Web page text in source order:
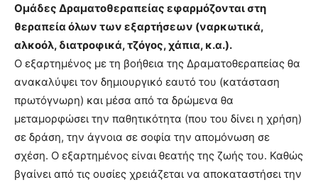
Ομάδες Δραματοθεραπείας εφαρμόζονται στη
θεραπεία όλων των εξαρτήσεων (ναρκωτικά,
αλκοόλ, διατροφικά, τζόγος, χάπια, κ.α.).
Ο εξαρτημένος με τη βοήθεια της Δραματοθεραπείας θα
ανακαλύψει τον δημιουργικό εαυτό του (κατάσταση
πρωτόγνωρη) και μέσα από τα δρώμενα θα
μεταμορφώσει την παθητικότητα (που του δίνει η χρήση)
σε δράση, την άγνοια σε σοφία την απομόνωση σε
σχέση. Ο εξαρτημένος είναι θεατής της ζωής του. Καθώς
βγαίνει από τις ουσίες χρειάζεται να αποκαταστήσει την